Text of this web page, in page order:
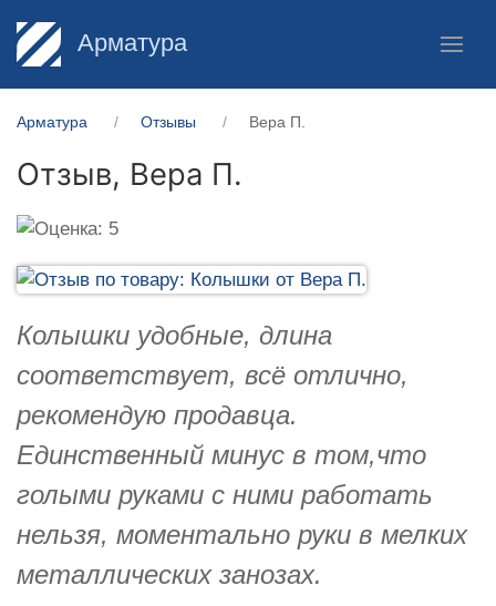
Арматура
Арматура Отзывы Вера П.
Отзыв, Вера П.
Колышки удобные, длина
соответствует, всё отлично,
рекомендую продавца.
Единственный минус в том,что
голыми руками с ними работать
нельзя, моментально руки в мелких
металлических занозах.